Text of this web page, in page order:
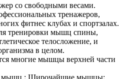
со свободными весами.
тренажеров,
фитнес клубах и спортзалах.
тренировки мышц спины,
телосложение, и
в целом.
многие мышцы верхней части
мышц : Широчайшие мышцы;